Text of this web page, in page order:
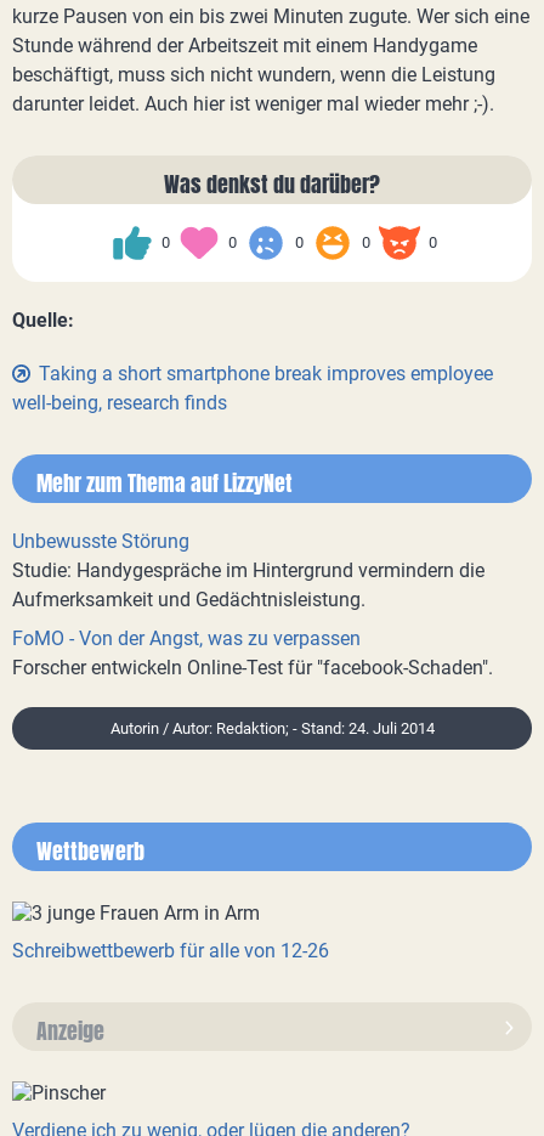
kurze Pausen von ein bis zwei Minuten zugute. Wer sich eine
Stunde während der Arbeitszeit mit einem Handygame
beschäftigt, muss sich nicht wundern, wenn die Leistung
darunter leidet. Auch hier ist weniger mal wieder mehr ;-).
Was denkst du darüber?
0 0 0 0 0
Quelle:
Taking a short smartphone break improves employee
well-being, research finds
Mehr zum Thema auf LizzyNet
Unbewusste Störung
Studie: Handygespräche im Hintergrund vermindern die
Aufmerksamkeit und Gedächtnisleistung.
FoMO - Von der Angst, was zu verpassen
Forscher entwickeln Online-Test für "facebook-Schaden".
Autorin / Autor: Redaktion; - Stand: 24. Juli 2014
Wettbewerb
Schreibwettbewerb für alle von 12-26
Anzeige
Verdiene ich zu wenig, oder lügen die anderen?